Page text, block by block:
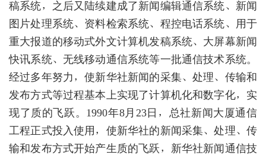
稿系统，之后又陆续建成了新闻编辑通信系统、新闻
图片处理系统、资料检索系统、程控电话系统、用于
重大报道的移动式外文计算机发稿系统、大屏幕新闻
快讯系统、无线移动通信系统等一批通信技术系统。
经过多年努力，使新华社新闻的采集、处理、传输和
发布方式等过程基本上实现了计算机化和数字化，实
现了质的飞跃。1990年8月23日，总社新闻大厦通信
工程正式投入使用，使新华社的新闻采集、处理、传
输和发布方式开始产生质的飞跃，新华社新闻通信技